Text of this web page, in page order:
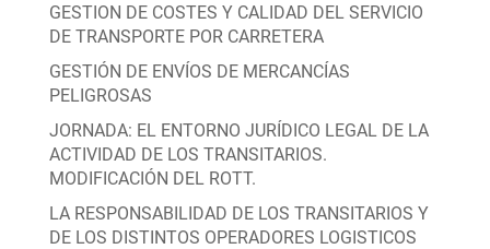
GESTION DE COSTES Y CALIDAD DEL SERVICIO
DE TRANSPORTE POR CARRETERA
GESTIÓN DE ENVÍOS DE MERCANCÍAS
PELIGROSAS
JORNADA: EL ENTORNO JURÍDICO LEGAL DE LA
ACTIVIDAD DE LOS TRANSITARIOS.
MODIFICACIÓN DEL ROTT.
LA RESPONSABILIDAD DE LOS TRANSITARIOS Y
DE LOS DISTINTOS OPERADORES LOGISTICOS